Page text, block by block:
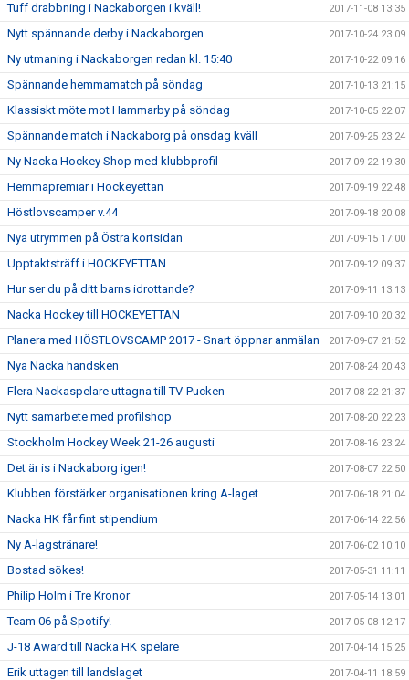
Tuff drabbning i Nackaborgen i kväll! 2017-11-08 13:35
Nytt spännande derby i Nackaborgen 2017-10-24 23:09
Ny utmaning i Nackaborgen redan kl. 15:40 2017-10-22 09:16
Spännande hemmamatch på söndag 2017-10-13 21:15
Klassiskt möte mot Hammarby på söndag 2017-10-05 22:07
Spännande match i Nackaborg på onsdag kväll 2017-09-25 23:24
Ny Nacka Hockey Shop med klubbprofil 2017-09-22 19:30
Hemmapremiär i Hockeyettan 2017-09-19 22:48
Höstlovscamper v.44 2017-09-18 20:08
Nya utrymmen på Östra kortsidan 2017-09-15 17:00
Upptaktsträff i HOCKEYETTAN 2017-09-12 09:37
Hur ser du på ditt barns idrottande? 2017-09-11 13:13
Nacka Hockey till HOCKEYETTAN 2017-09-10 20:32
Planera med HÖSTLOVSCAMP 2017 - Snart öppnar anmälan 2017-09-07 21:52
Nya Nacka handsken 2017-08-24 20:43
Flera Nackaspelare uttagna till TV-Pucken 2017-08-22 21:37
Nytt samarbete med profilshop 2017-08-20 22:23
Stockholm Hockey Week 21-26 augusti 2017-08-16 23:24
Det är is i Nackaborg igen! 2017-08-07 22:50
Klubben förstärker organisationen kring A-laget 2017-06-18 21:04
Nacka HK får fint stipendium 2017-06-14 22:56
Ny A-lagstränare! 2017-06-02 10:10
Bostad sökes! 2017-05-31 11:11
Philip Holm i Tre Kronor 2017-05-14 13:01
Team 06 på Spotify! 2017-05-08 12:17
J-18 Award till Nacka HK spelare 2017-04-14 15:25
Erik uttagen till landslaget 2017-04-11 18:59